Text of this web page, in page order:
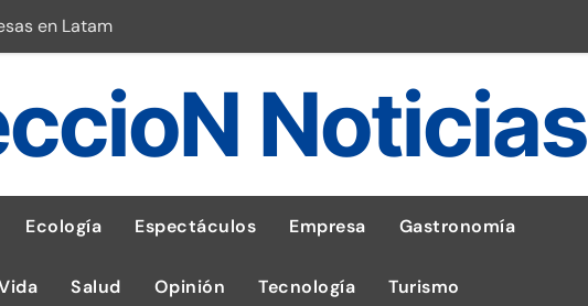
en Latam
de hígado
de GEI en sus operaciones
de celular según OSIPTEL
¡Descarga la app de Meridianbet y gana una jugada gratis en la Liga 1!
Noticias
Ecología Espectáculos Empresa Gastronomía
Salud Opinión Tecnología Turismo